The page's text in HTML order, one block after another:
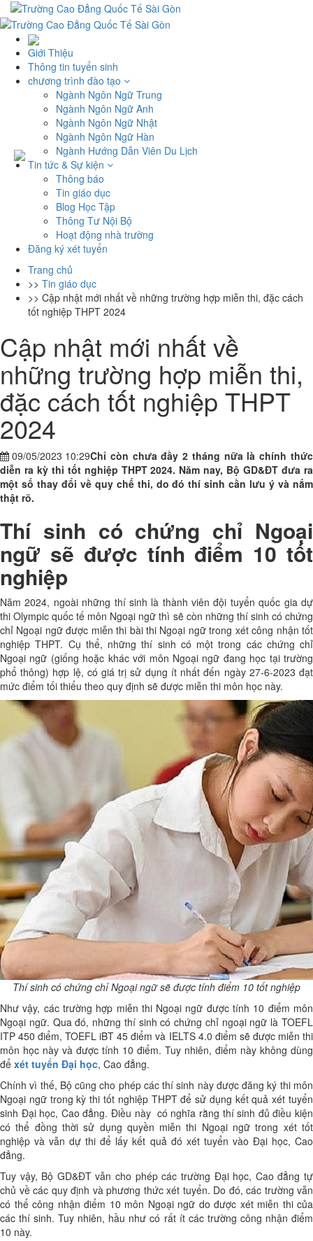
Giới Thiệu
Thông tin tuyển sinh
chương trình đào tạo
Ngành Ngôn Ngữ Trung
Ngành Ngôn Ngữ Anh
Ngành Ngôn Ngữ Nhật
Ngành Ngôn Ngữ Hàn
Ngành Hướng Dẫn Viên Du Lịch
Tin tức & Sự kiện
Thông báo
Tin giáo dục
Blog Học Tập
Thông Tư Nội Bộ
Hoạt động nhà trường
Đăng ký xét tuyển
Trang chủ
>> Tin giáo dục
>> Cập nhật mới nhất về những trường hợp miễn thi, đặc cách
tốt nghiệp THPT 2024
Cập nhật mới nhất về
những trường hợp miễn thi,
đặc cách tốt nghiệp THPT
2024
09/05/2023 10:29Chỉ còn chưa đầy 2 tháng nữa là chính thức
diễn ra kỳ thi tốt nghiệp THPT 2024. Năm nay, Bộ GD&ĐT đưa ra
một số thay đổi về quy chế thi, do đó thí sinh cần lưu ý và nắm
thật rõ.
Thí sinh có chứng chỉ Ngoại
ngữ sẽ được tính điểm 10 tốt
nghiệp
Năm 2024, ngoài những thí sinh là thành viên đội tuyển quốc gia dự
thi Olympic quốc tế môn Ngoại ngữ thì sẽ còn những thí sinh có chứng
chỉ Ngoại ngữ được miễn thi bài thi Ngoại ngữ trong xét công nhận tốt
nghiệp THPT. Cụ thể, những thí sinh có một trong các chứng chỉ
Ngoại ngữ (giống hoặc khác với môn Ngoại ngữ đang học tại trường
phổ thông) hợp lệ, có giá trị sử dụng ít nhất đến ngày 27-6-2023 đạt
mức điểm tối thiểu theo quy định sẽ được miễn thi môn học này.
Thí sinh có chứng chỉ Ngoại ngữ sẽ được tính điểm 10 tốt nghiệp
Như vậy, các trường hợp miễn thi Ngoại ngữ được tính 10 điểm môn
Ngoại ngữ. Qua đó, những thí sinh có chứng chỉ ngoại ngữ là TOEFL
ITP 450 điểm, TOEFL iBT 45 điểm và IELTS 4.0 điểm sẽ được miễn thi
môn học này và được tính 10 điểm. Tuy nhiên, điểm này không dùng
để xét tuyển Đại học, Cao đẳng.
Chính vì thế, Bộ cũng cho phép các thí sinh này được đăng ký thi môn
Ngoại ngữ trong kỳ thi tốt nghiệp THPT để sử dụng kết quả xét tuyển
sinh Đại học, Cao đẳng. Điều này có nghĩa rằng thí sinh đủ điều kiện
có thể đồng thời sử dụng quyền miễn thi Ngoại ngữ trong xét tốt
nghiệp và vẫn dự thi để lấy kết quả đó xét tuyển vào Đại học, Cao
đẳng.
Tuy vậy, Bộ GD&ĐT vẫn cho phép các trường Đại học, Cao đẳng tự
chủ về các quy định và phương thức xét tuyển. Do đó, các trường vẫn
có thể công nhận điểm 10 môn Ngoại ngữ do được xét miễn thi của
các thí sinh. Tuy nhiên, hầu như có rất ít các trường công nhận điểm
10 này.